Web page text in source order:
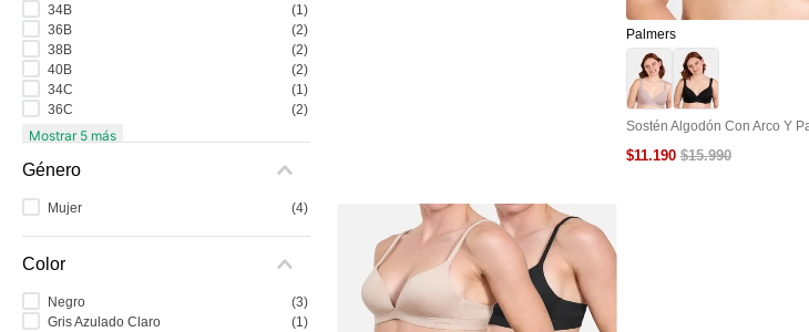
34B
(1 )
36B
(2)
38B
(2)
40B
(2)
34C
(1 )
36C
(2)
Mostrar 5 más
Género
Mujer (4)
Color
Negro (3)
Gris Azulado Claro
(1 )
Palmers
Sostén Algodón Con Arco Y
$11.190 $15.990